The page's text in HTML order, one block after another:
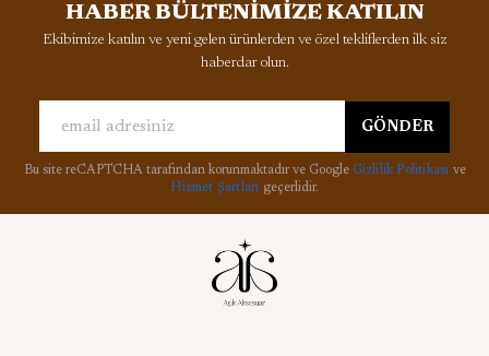
HABER BÜLTENİMİZE KATILIN
Ekibimize katılın ve yeni gelen ürünlerden ve özel tekliflerden ilk siz
haberdar olun.
GÖNDER
Bu site reCAPTCHA tarafından korunmaktadır ve Google Gizlilik Politikası ve
Hizmet Şartları geçerlidir.